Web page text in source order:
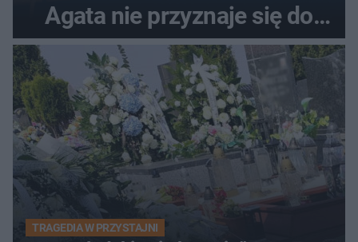
Agata nie przyznaje się do
winy
TRAGEDIA W PRZYSTAJNI